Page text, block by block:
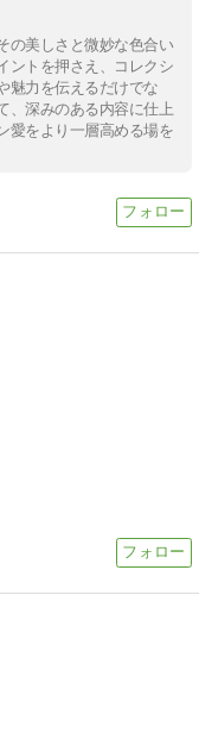
の美しさと微妙な色合い
ントを押さえ、コレクシ
魅力を伝えるだけでな
、深みのある内容に仕上
愛をより一層高める場を